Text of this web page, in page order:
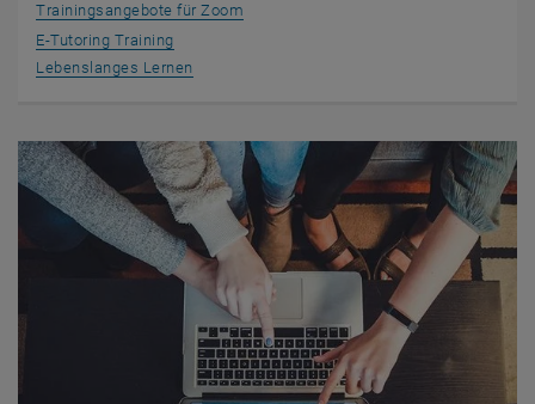
Trainingsangebote für Zoom
E-Tutoring Training
Lebenslanges Lernen